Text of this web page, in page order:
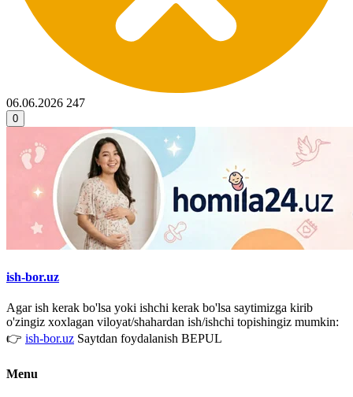
06.06.2026 247
0
ish-bor.uz
Agar ish kerak bo'lsa yoki ishchi kerak bo'lsa saytimizga kirib
o'zingiz xoxlagan viloyat/shahardan ish/ishchi topishingiz mumkin:
👉 ish-bor.uz Saytdan foydalanish BEPUL
Menu